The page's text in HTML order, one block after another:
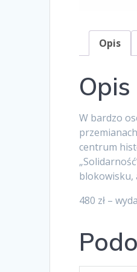
Opis
Opis
W bardzo
centrum
blokowisku,
480 zł –